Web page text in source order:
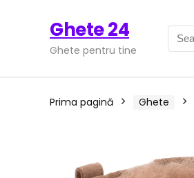
Ghete 24
Ghete pentru tine
Prima pagină Ghete